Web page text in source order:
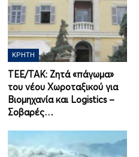
ΚΡΉΤΗ
ΤΕΕ/ΤΑΚ: Ζητά «πάγωμα»
του νέου Χωροταξικού για
Βιομηχανία και Logistics –
Σοβαρές…